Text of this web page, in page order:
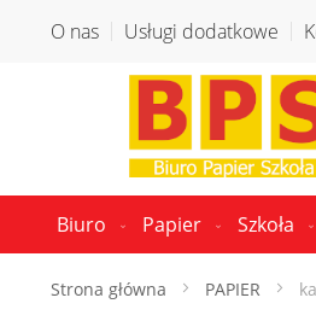
O nas Usługi dodatkowe
Biuro Papier Szkoła
Strona główna PAPIER